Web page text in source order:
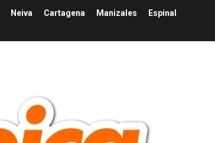
Neiva Cartagena Manizales
Espinal